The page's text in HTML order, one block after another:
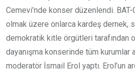
Cemevi’nde konser düzenlendi.
olmak üzere onlarca kardeş dernek,
demokratik kitle örgütleri tarafından
dayanışma konserinde tüm kurumlar
moderatör İsmail Erol yaptı. Erol’un